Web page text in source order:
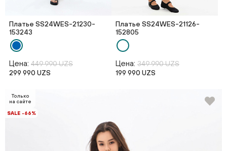
Платье SS24WES-21230-
153243
Цена: 449 990 UZS
299 990 UZS
Платье SS24WES-21126-
152805
Цена: 349 990 UZS
199 990 UZS
Только
на сайте
SALE -66%